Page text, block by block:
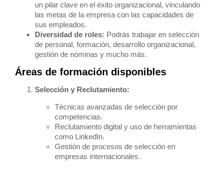
un pilar clave en el éxito organizacional, vinculando
las metas de la empresa con las capacidades de
sus empleados.
Diversidad de roles: Podrás trabajar en selección
de personal, formación, desarrollo organizacional,
gestión de nóminas y mucho más.
Áreas de formación disponibles
Selección y Reclutamiento:
Técnicas avanzadas de selección por
competencias.
Reclutamiento digital y uso de herramientas
como LinkedIn.
Gestión de procesos de selección en
empresas internacionales.